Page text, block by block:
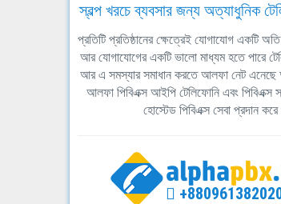
স্বল্প খরচে ব্যবসার জন্য অত্যাধুনিক
প্রতিটি প্রতিষ্ঠানের ক্ষেত্রেই যোগাযোগ একটি
আর যোগাযোগের একটি ভালো মাধ্যম হতে পারে
আর এ সমস্যার সমাধান করতে আলফা নেট এনেছে
আলফা পিবিএক্স আইপি টেলিফোনি এবং পিবিএক্স
হোস্টেড পিবিএক্স সেবা প্রদান